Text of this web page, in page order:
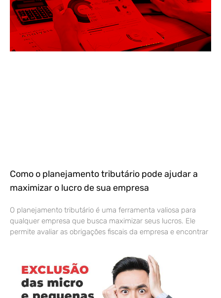
Como o planejamento tributário pode ajudar a
maximizar o lucro de sua empresa
O planejamento tributário é uma ferramenta valiosa para
qualquer empresa que busca maximizar seus lucros. Ele
permite avaliar as obrigações fiscais da empresa e encontrar